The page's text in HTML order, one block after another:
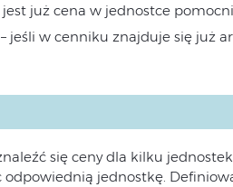
już cena w jednostce
– jeśli w cenniku znajduje się już
się ceny dla kilku
odpowiednią jednostkę.